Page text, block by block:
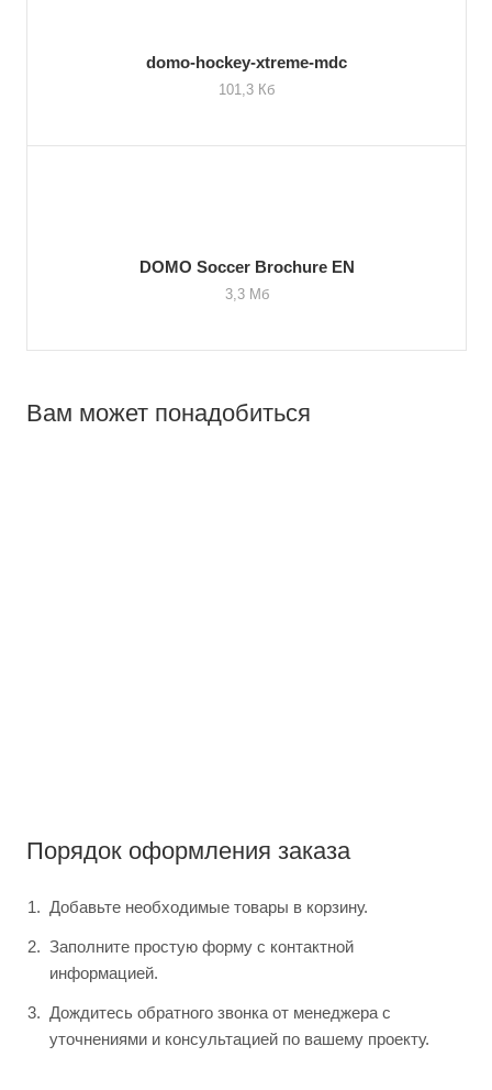
domo-hockey-xtreme-mdc
101,3 Кб
DOMO Soccer Brochure EN
3,3 Мб
Вам может понадобиться
Порядок оформления заказа
Добавьте необходимые товары в корзину.
Заполните простую форму с контактной
информацией.
Дождитесь обратного звонка от менеджера с
уточнениями и консультацией по вашему проекту.